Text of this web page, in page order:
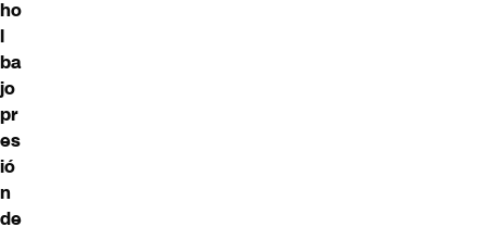
ho
l
ba
jo
pr
es
ió
n
de